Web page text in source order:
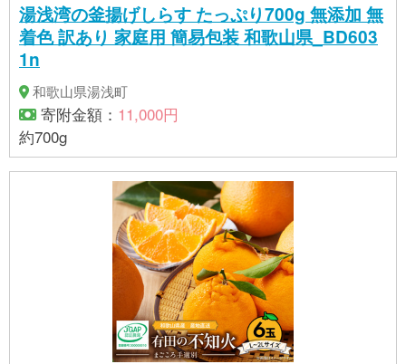
湯浅湾の釜揚げしらす たっぷり700g 無添加 無
着色 訳あり 家庭用 簡易包装 和歌山県_BD603
1n
和歌山県湯浅町
寄附金額： 11,000円
約700g